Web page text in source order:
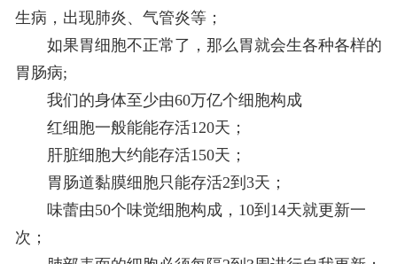
生病，出现肺炎、气管炎等；
如果胃细胞不正常了，那么胃就会生各种各样的
胃肠病;
我们的身体至少由60万亿个细胞构成
红细胞一般能能存活120天；
肝脏细胞大约能存活150天；
胃肠道黏膜细胞只能存活2到3天；
味蕾由50个味觉细胞构成，10到14天就更新一
次；